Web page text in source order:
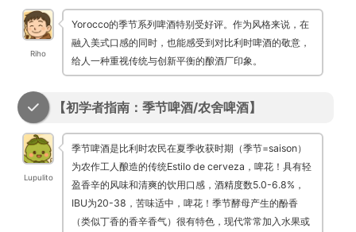
Riho
Yorocco的季节系列啤酒特别受好评。作为风格来说，在
融入美式口感的同时，也能感受到对比利时啤酒的敬意，
给人一种重视传统与创新平衡的酿酒厂印象。
【初学者指南：季节啤酒/农舍啤酒】
Lupulito
季节啤酒是比利时农民在夏季收获时期（季节=saison）
为农作工人酿造的传统Estilo de cerveza，啤花！具有轻
盈香辛的风味和清爽的饮用口感，酒精度数5.0-6.8%，
IBU为20-38，苦味适中，啤花！季节酵母产生的酚香
（类似丁香的香辛香气）很有特色，现代常常加入水果或